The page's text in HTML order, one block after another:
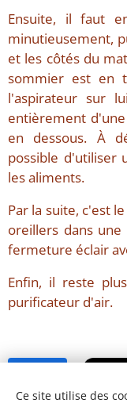
Ensuite, il faut
minutieusement,
et les côtés du
sommier est en
l'aspirateur sur
entièrement
en dessous. À
possible d'utiliser
les aliments.
Par la suite, c'est
oreillers dans
fermeture éclair
Enfin, il reste
purificateur d'air.
Ce site utilise des